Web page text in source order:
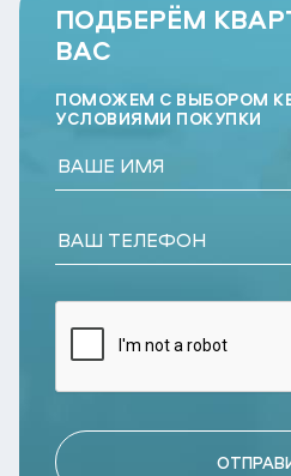
ПОДБЕРЁМ
ВАС
ПОМОЖЕМ С ВЫБОРОМ
УСЛОВИЯМИ ПОКУПКИ